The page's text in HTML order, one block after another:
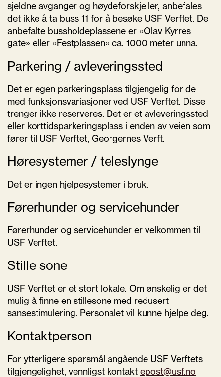
sjeldne avganger og høydeforskjeller, anbefales
det ikke å ta buss 11 for å besøke USF Verftet. De
anbefalte bussholdeplassene er «Olav Kyrres
gate» eller «Festplassen» ca. 1000 meter unna.
Parkering / avleveringssted
Det er egen parkeringsplass tilgjengelig for de
med funksjonsvariasjoner ved USF Verftet. Disse
trenger ikke reserveres. Det er et avleveringssted
eller korttidsparkeringsplass i enden av veien som
fører til USF Verftet, Georgernes Verft.
Høresystemer / teleslynge
Det er ingen hjelpesystemer i bruk.
Førerhunder og servicehunder
Førerhunder og servicehunder er velkommen til
USF Verftet.
Stille sone
USF Verftet er et stort lokale. Om ønskelig er det
mulig å finne en stillesone med redusert
sansestimulering. Personalet vil kunne hjelpe deg.
Kontaktperson
For ytterligere spørsmål angående USF Verftets
tilgjengelighet, vennligst kontakt epost@usf.no